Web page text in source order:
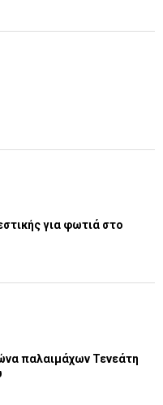
για φωτιά στο
παλαιμάχων Τενεάτη